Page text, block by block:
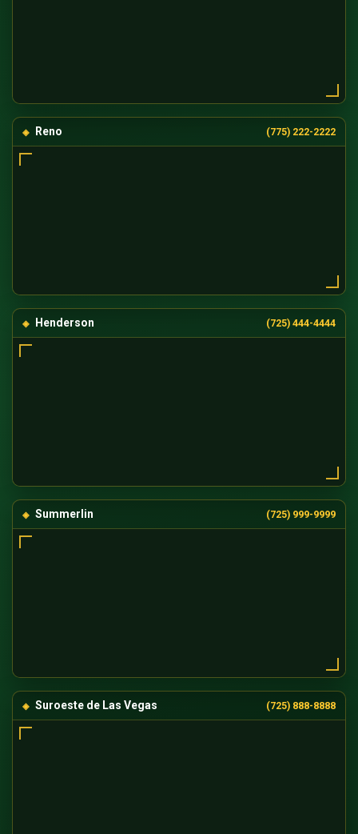
Reno (775) 222-2222
Henderson (725) 444-4444
Summerlin (725) 999-9999
Suroeste de Las Vegas (725) 888-8888